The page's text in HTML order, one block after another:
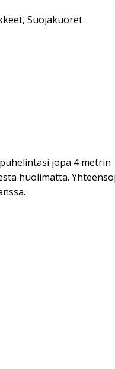
, Suojakuoret
jopa 4 metrin
huolimatta.